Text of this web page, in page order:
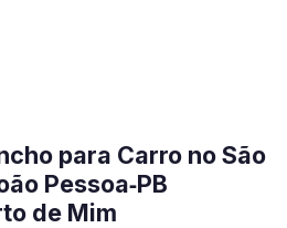
para Carro no São
Pessoa‑PB
de Mim